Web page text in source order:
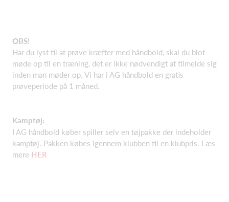
OBS!
Har du lyst til at prøve kræfter med håndbold, skal du blot
møde op til en træning, det er ikke nødvendigt at tilmelde sig
inden man møder op. Vi har i AG håndbold en gratis
prøveperiode på 1 måned.
Kamptøj:
I AG håndbold køber spiller selv en tøjpakke der indeholder
kamptøj. Pakken købes igennem klubben til en klubpris. Læs
mere HER